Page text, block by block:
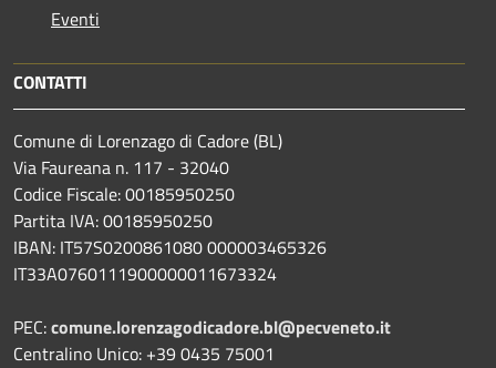
Eventi
CONTATTI
Comune di Lorenzago di Cadore (BL)
Via Faureana n. 117 - 32040
Codice Fiscale: 00185950250
Partita IVA: 00185950250
IBAN: IT57S0200861080 000003465326
IT33A0760111900000011673324
PEC:comune.lorenzagodicadore.bl@pecveneto.it
Centralino Unico: +39 0435 75001